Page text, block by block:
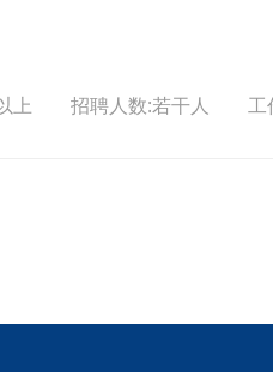
以上 招聘人数:若干人 工